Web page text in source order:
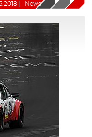
News